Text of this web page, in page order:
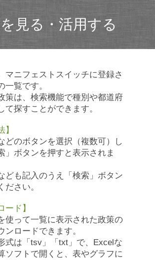
見る・活用する
マニフェストスイッチに登録さ
一覧です。
策は、検索機能で種別や都道府
て探すことができます。
】
どのボタンを選択（複数可）し
」ボタンを押すと表示されま
ども記入のうえ「検索」ボタン
ださい。
ード】
使って一覧に表示された政策の
ンロードできます。
式は「tsv」「txt」で、Excelな
ソフトで開くと、表やグラフに